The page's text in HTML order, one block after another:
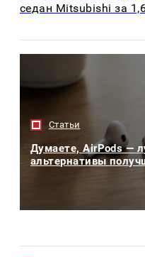
седан Mitsubishi за
Статьи
Думаете, AirPods —
альтернативы